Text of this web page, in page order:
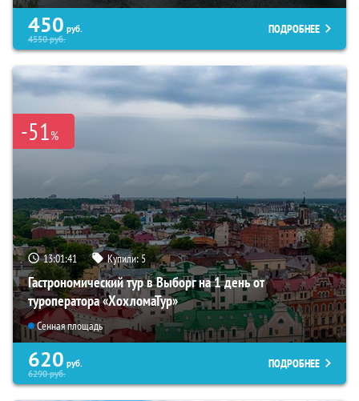
450 руб.
4550руб.
ПОДРОБНЕЕ
-51%
13:01:40 Купили:5
Гастрономический тур в Выборг на 1 день от
туроператора «ХохломаТур»
Сенная площадь
620 руб.
6290руб.
ПОДРОБНЕЕ